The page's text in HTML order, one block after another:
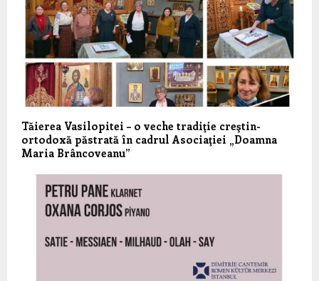
Tăierea Vasilopitei – o veche tradiţie creştin-
ortodoxă păstrată în cadrul Asociaţiei „Doamna
Maria Brâncoveanu”